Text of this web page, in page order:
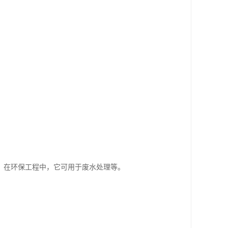
环保工程中，它可用于废水处理等。